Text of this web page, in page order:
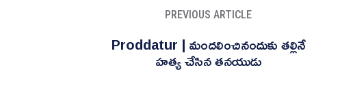
PREVIOUS ARTICLE
Proddatur | మందలించినందుకు తల్లినే
హత్య చేసిన తనయుడు